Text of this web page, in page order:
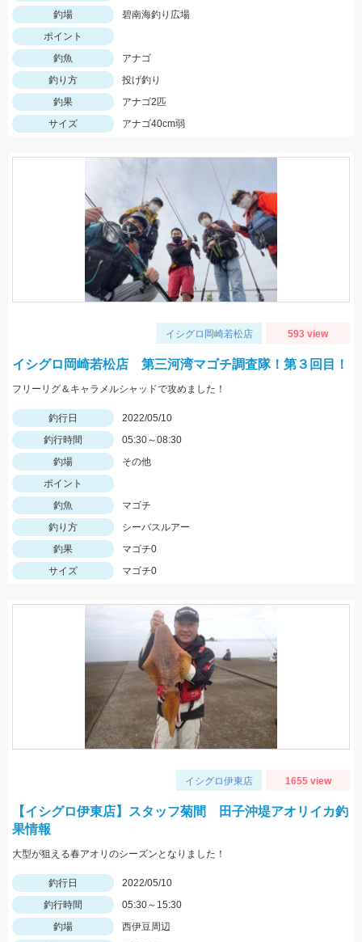
釣場
碧南海釣り広場
ポイント
釣魚
アナゴ
釣り方
投げ釣り
釣果
アナゴ2匹
サイズ
アナゴ40cm弱
イシグロ岡崎若松店 593 view
イシグロ岡崎若松店 第三河湾マゴチ調査隊！第３回目！
フリーリグ＆キャラメルシャッドで攻めました！
釣行日
2022/05/10
釣行時間
05:30～08:30
釣場
その他
ポイント
釣魚
マゴチ
釣り方
シーバスルアー
釣果
マゴチ0
サイズ
マゴチ0
イシグロ伊東店 1655 view
【イシグロ伊東店】スタッフ菊間 田子沖堤アオリイカ釣
果情報
大型が狙える春アオリのシーズンとなりました！
釣行日
2022/05/10
釣行時間
05:30～15:30
釣場
西伊豆周辺